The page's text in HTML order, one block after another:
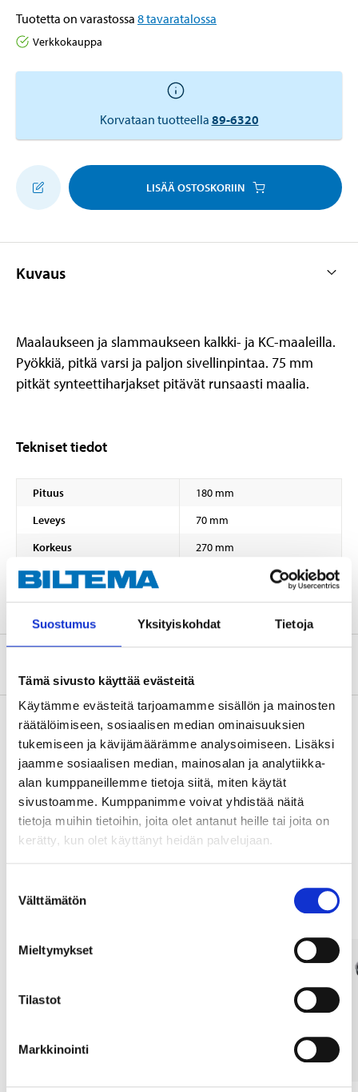
Suostumus Yksityiskohdat Tietoja
Tämä sivusto käyttää evästeitä
Käytämme evästeitä tarjoamamme sisällön ja mainosten
räätälöimiseen, sosiaalisen median ominaisuuksien
tukemiseen ja kävijämäärämme analysoimiseen. Lisäksi
jaamme sosiaalisen median, mainosalan ja analytiikka-
alan kumppaneillemme tietoja siitä, miten käytät
sivustoamme. Kumppanimme voivat yhdistää näitä
tietoja muihin tietoihin, joita olet antanut heille tai joita on
kerätty, kun olet käyttänyt heidän palvelujaan.
valinta
Välttämätön
Mieltymykset
Tilastot
Markkinointi
Tuotetta on varastossa 8tavaratalossa
Verkkokauppa
Korvataan tuotteella 89-6320
LISÄÄ OSTOSKORIIN
Kuvaus
Maalaukseen ja slammaukseen kalkki- ja KC-maaleilla.
Pyökkiä, pitkä varsi ja paljon sivellinpintaa. 75 mm
pitkät synteettiharjakset pitävät runsaasti maalia.
Tekniset tiedot
Pituus
180 mm
Leveys
70 mm
Korkeus
270 mm
Materiaali
Osta & Nouda
Osta verkosta ja nouda tavaratalosta jo 2 tunnin kuluttua!
LUE LISÄÄ